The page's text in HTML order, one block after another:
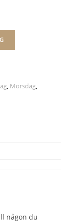
, Morsdag,
någon du